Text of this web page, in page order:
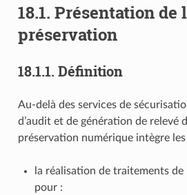
18.1. Présentation de
préservation
18.1.1. Définition
Au-delà des services de
d’audit et de génération de relevé
préservation numérique intègre
la réalisation de traitements de
pour :